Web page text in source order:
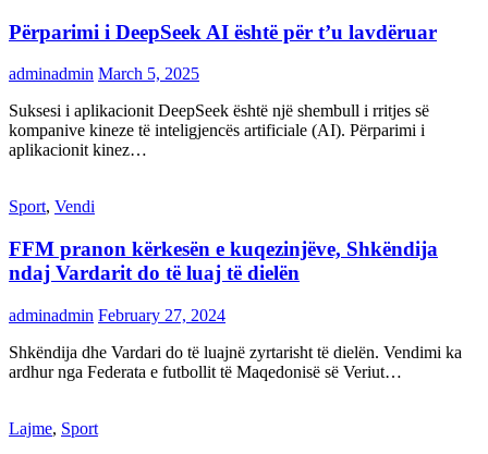
Përparimi i DeepSeek AI është për t’u lavdëruar
adminadmin March 5, 2025
Suksesi i aplikacionit DeepSeek është një shembull i rritjes së
kompanive kineze të inteligjencës artificiale (AI). Përparimi i
aplikacionit kinez…
Sport, Vendi
FFM pranon kërkesën e kuqezinjëve, Shkëndija
ndaj Vardarit do të luaj të dielën
adminadmin February 27, 2024
Shkëndija dhe Vardari do të luajnë zyrtarisht të dielën. Vendimi ka
ardhur nga Federata e futbollit të Maqedonisë së Veriut…
Lajme, Sport